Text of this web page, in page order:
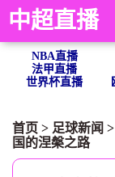
中超直播
NBA直播
法甲直播
世界杯直播
首页 > 足球新闻
国的涅槃之路